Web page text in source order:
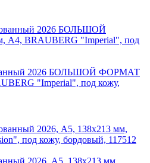
2026 БОЛЬШОЙ ФОРМАТ
"Imperial", под кожу,
2026, А5, 138х213 мм,